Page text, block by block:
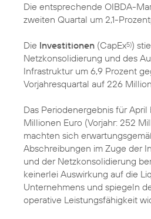
Die entsprechende OIBDA-
zweiten Quartal um 2,1-
Die Investitionen (CapEx5))
Netzkonsolidierung und des
Infrastruktur um 6,9 Prozent
Vorjahresquartal auf 226
Das Periodenergebnis für
Millionen Euro (Vorjahr: 252
machten sich
Abschreibungen im Zuge der
und der Netzkonsolidierung
keinerlei Auswirkung auf die
Unternehmens und spiegeln
operative Leistungsfähigkeit